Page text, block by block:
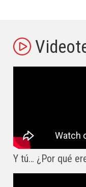
Y tú… ¿Por qué